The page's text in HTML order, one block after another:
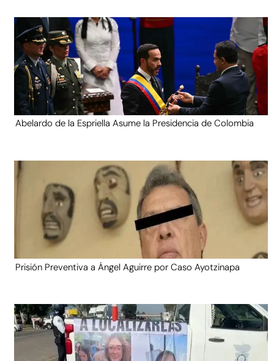
Abelardo de la Espriella Asume la Presidencia de Colombia
Prisión Preventiva a Ángel Aguirre por Caso Ayotzinapa